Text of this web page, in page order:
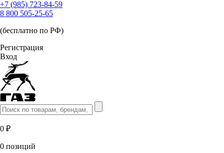
+7 (985) 723-84-59
8 800 505-25-65
(бесплатно по РФ)
Регистрация
Вход
0 ₽
0 позиций